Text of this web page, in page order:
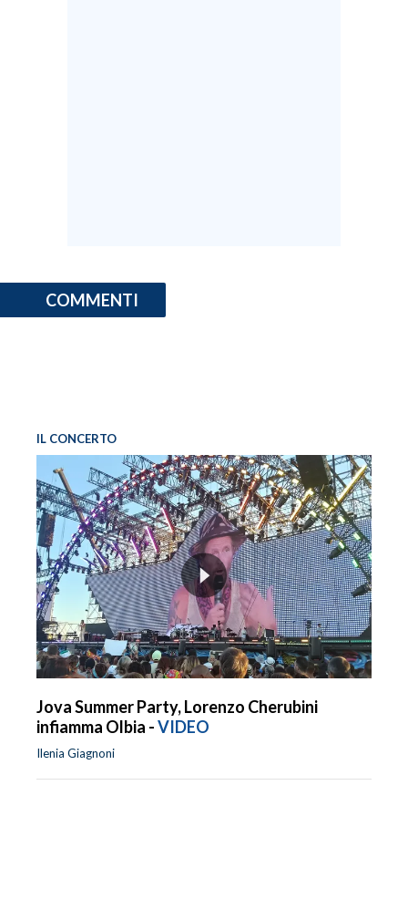
COMMENTI
IL CONCERTO
Jova Summer Party, Lorenzo Cherubini
infiamma Olbia -VIDEO
Ilenia Giagnoni